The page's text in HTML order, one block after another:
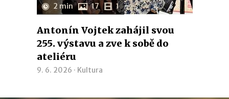
2 min 17 1
Antonín Vojtek zahájil svou
255. výstavu a zve k sobě do
ateliéru
9. 6. 2026 · Kultura